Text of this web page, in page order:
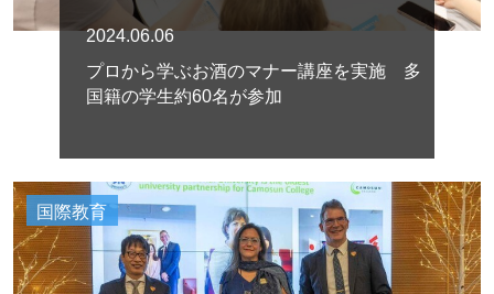
2024.06.06
プロから学ぶお酒のマナー講座を実施 多
国籍の学生約60名が参加
国際教育